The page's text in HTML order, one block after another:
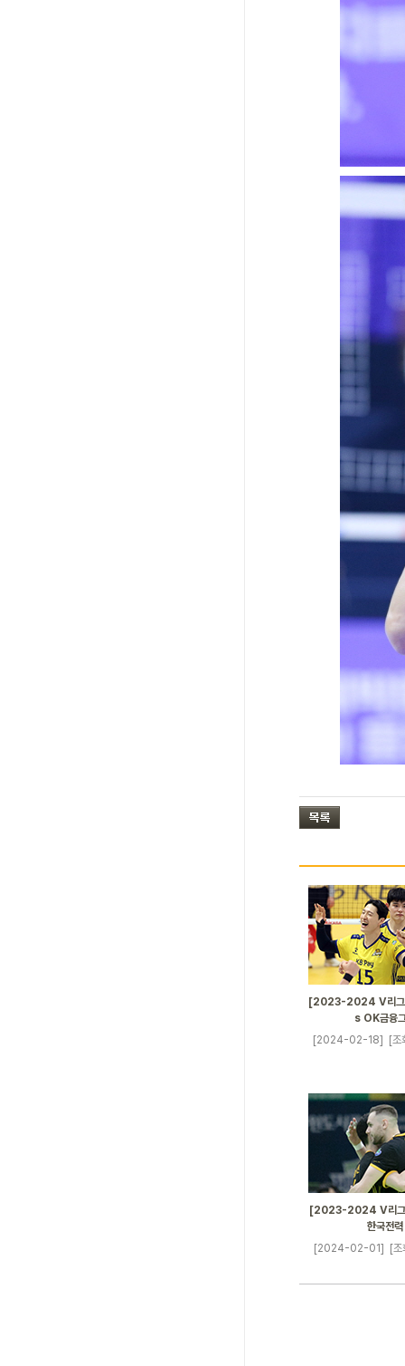
[2023-2024 V리그
s OK금융
[2024-02-18]
[
[2023-2024 V리
한국전력
[2024-02-01]
[